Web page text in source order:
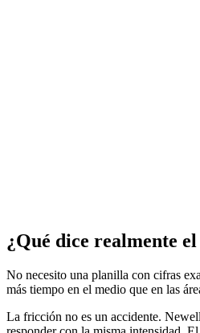
¿Qué dice realmente
No necesito una planilla con cifras
más tiempo en el medio que en las
La fricción no es un accidente.